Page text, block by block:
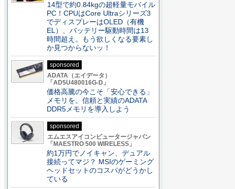
14型で約0.84kgの超軽量モバイル
PC！CPUはCore Ultraシリーズ3
でディスプレーはOLED（有機
EL）、バッテリー駆動時間は13
時間超え。もう欲しくなる要素し
か見つからないッ！
sponsored
ADATA（エイデータ）
「AD5U480016G-D」
価格高騰の今こそ「安心できる」
メモリを。信頼と実績のADATA
DDR5メモリを導入しよう
sponsored
エムエスアイコンピュータージャパン
「MAESTRO 500 WIRELESS」
約1万円でノイキャン、デュアル
接続ってマジ？ MSIのゲーミング
ヘッドセットのコスパがどうかし
ている